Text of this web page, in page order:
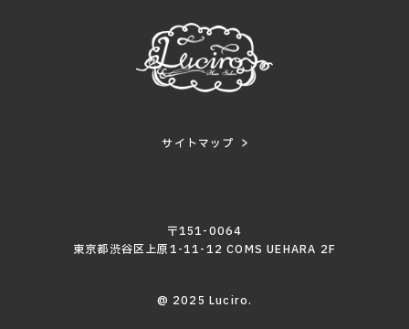
サイトマップ
〒151-0064
東京都渋谷区上原1-11-12 COMS UEHARA 2F
@ 2025 Luciro.